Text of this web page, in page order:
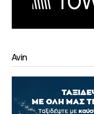
Avin